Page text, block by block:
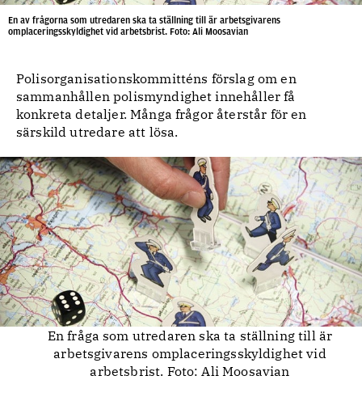
En av frågorna som utredaren ska ta ställning till är arbetsgivarens
omplaceringsskyldighet vid arbetsbrist. Foto: Ali Moosavian
Polisorganisationskommitténs förslag om en
sammanhållen polismyndighet innehåller få
konkreta detaljer. Många frågor återstår för en
särskild utredare att lösa.
En fråga som utredaren ska ta ställning till är
arbetsgivarens omplaceringsskyldighet vid
arbetsbrist. Foto: Ali Moosavian